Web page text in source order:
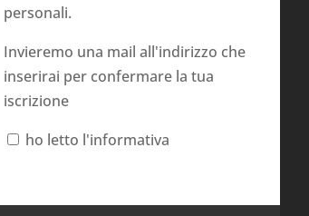
personali.
Invieremo una mail all'indirizzo che
inserirai per confermare la tua
iscrizione
ho letto l'informativa